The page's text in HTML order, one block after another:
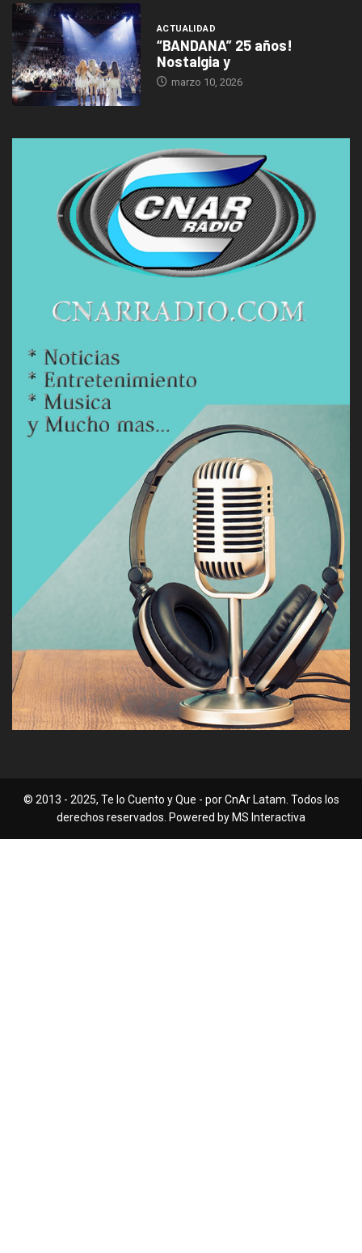
ACTUALIDAD
“BANDANA” 25 años!
Nostalgia y
marzo 10, 2026
© 2013 - 2025, Te lo Cuento y Que - por CnAr Latam. Todos los
derechos reservados. Powered by MS Interactiva